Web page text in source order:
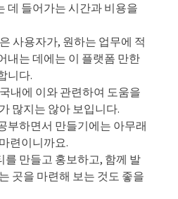
데 들어가는 시간과 비용을
사용자가, 원하는 업무에 적
내는 데에는 이 플랫폼 만한
니다.
내에 이와 관련하여 도움을
많지는 않아 보입니다.
부하면서 만들기에는 아무래
련이니까요.
를 만들고 홍보하고, 함께 발
곳을 마련해 보는 것도 좋을